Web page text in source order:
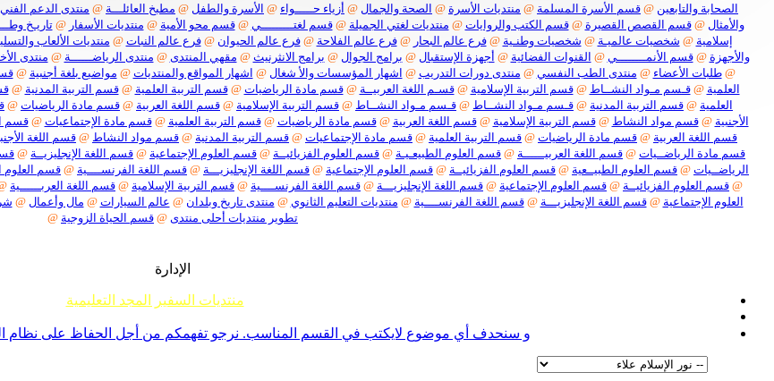
الصحابة والتابعين @ قسم الأسرة المسلمة @ منتديات الأسرة @ الصحة والجمال @ أزياء حـــــواء @ الأسرة والطفل @ مطبخ العائلـــة @ منتدى الدعم الفني
والأمثال @قسم القصص القصيرة @قسم الكتب والروايات @ منتديات لغتي الجميلة @قسم لغتـــــــــي @قسم محو الأمية @ منتديات الأسفار @تاريـخ
إسلامية @ شخصيات عالميـة @ شخصيات وطنـية @فرع عالم البحار @فرع عالم الفلاحة @فرع عالم الحيوان @فرع عالم النبات @ منتديات الألعاب
والأجهزة @قسم الأنمــــــــي @ القنوات الفضائية @ أجهزة الإستقبال @ برامج الجوال @ برامج الانثرنيث @ مقهي المنتدى @ منتدى الرياضــــــة @ منتدى
@طلبات الأعضاء @ منتدى الطب النفسي @ منتدى دورات التدريب @ اشهار المؤسسات والأ شغال @ اشهار المواقع والمنتديات @ مواضيع بلغة أجنبية @
العلمية @قـسم مـواد النشــاط @قسم التربية الإسلامية @قسـم اللغة العربيــة @قسم مادة الرياضيات @قسم التربية العلمية @قسم التربية المدنية @
العلمية @ قسم التربية المدنية @ قـسم مـواد النشــاط @ قـسم مـواد النشــاط @ قسم التربية الإسلامية @ قسم اللغة العربية @ قسم مادة الرياضيات @
الأجنبية @قسم مواد النشاط @قسم التربية الإسلامية @قسم اللغة العربية @قسم مادة الرياضيات @قسم التربية العلمية @قسم مادة الإجتماعيات @قسم
قسم اللغة العربية @ قسم مادة الرياضيات @ قسم التربية العلمية @ قسم مادة الإجتماعيات @ قسم التربية المدنية @ قسم مواد النشاط @ قسم اللغة
قسم مادة الرياضــيات @ قسم اللغة العربيــــــة @ قسم العلوم الطبيعـيـة @ قسم العلوم الفزيائيــة @ قسم العلوم الإجتماعية @ قسم اللغة الإنجليزيــة @
الرياضــيات @ قسم العلوم الطبيــعية @ قسم العلوم الفزيائيــة @ قسم العلوم الإجتماعية @ قسم اللغة الإنجليزيـــة @ قسم اللغة الفرنســــية @ قسم العلوم
@ قسم العلوم الفزيائيــة @ قسم العلوم الإجتماعية @ قسم اللغة الإنجليزيـــة @ قسم اللغة الفرنســــية @ قسم التربية الإسلامية @ قسم اللغة العربــــــية
العلوم الإجتماعية @قسم اللغة الإنجليزيـــة @قسم اللغة الفرنســــية @ منتديات التعليم الثانوي @ منتدى تاريخ وبلدان @ عالم السيارات @ مال وأعمال @
تطوير منتديات أحلى منتدى @ قسم الحياة الزوجية @
الإدارة
منتديات السفير المجد التعليمية
و سنحدف أي موضوع لايكتب في القسم المناسب. نرجو تفهمكم من أجل الحفاظ على نظام